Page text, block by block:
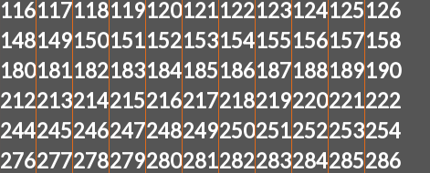
116117118119120121122123124125126
148149150151152153154155156157158
180181182183184185186187188189190
212213214215216217218219220221222
244245246247248249250251252253254
276277278279280281282283284285286